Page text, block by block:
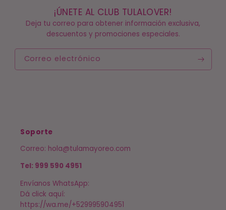
¡ÚNETE AL CLUB TULALOVER!
Deja tu correo para obtener información exclusiva,
descuentos y promociones especiales.
Correo electrónico
Soporte
Correo: hola@tulamayoreo.com
Tel: 999 590 4951
Envíanos WhatsApp:
Dá click aquí:
https://wa.me/+529995904951